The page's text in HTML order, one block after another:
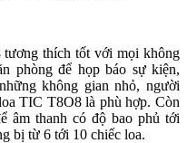
thích tốt với mọi không
phòng để họp báo sự kiện,
không gian nhỏ, người
TIC T8O8 là phù hợp. Còn
âm thanh có độ bao phủ tới
bị từ 6 tới 10 chiếc loa.